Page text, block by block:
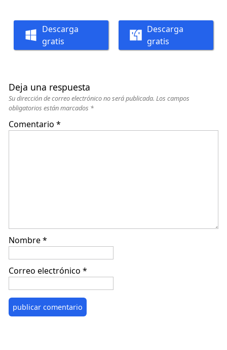
Descarga
gratis
Descarga
gratis
Deja una respuesta
Su dirección de correo electrónico no será publicada. Los campos
obligatorios están marcados *
Comentario *
Nombre*
Correo electrónico *